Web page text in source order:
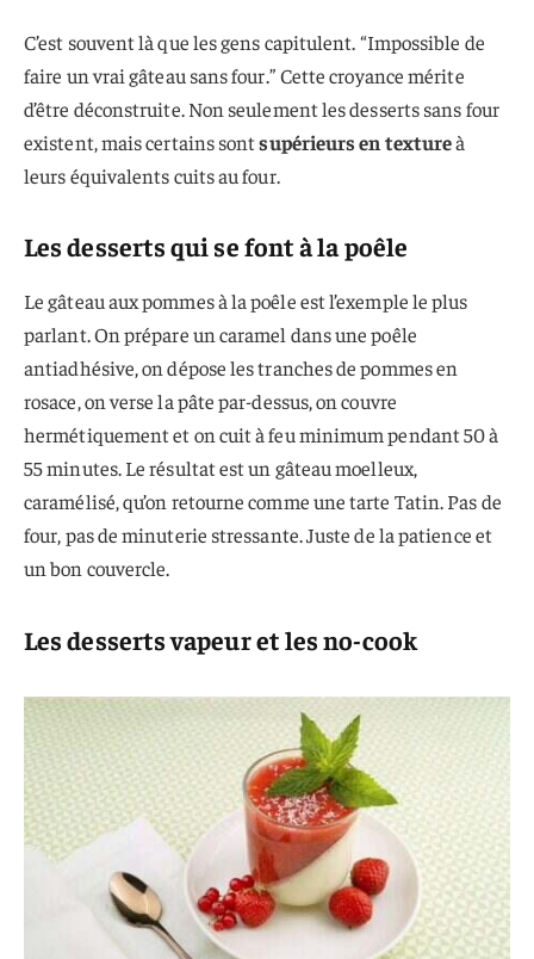
C’est souvent là que les gens capitulent. “Impossible de
faire un vrai gâteau sans four.” Cette croyance mérite
d’être déconstruite. Non seulement les desserts sans four
existent, mais certains sontsupérieurs en textureà
leurs équivalents cuits au four.
Les desserts qui se font à la poêle
Le gâteau aux pommes à la poêle est l’exemple le plus
parlant. On prépare un caramel dans une poêle
antiadhésive, on dépose les tranches de pommes en
rosace, on verse la pâte par-dessus, on couvre
hermétiquement et on cuit à feu minimum pendant 50 à
55 minutes. Le résultat est un gâteau moelleux,
caramélisé, qu’on retourne comme une tarte Tatin. Pas de
four, pas de minuterie stressante. Juste de la patience et
un bon couvercle.
Les desserts vapeur et les no-cook